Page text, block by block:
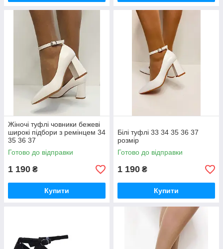
Жіночі туфлі човники бежеві
широкі підбори з ремінцем 34
35 36 37
Готово до відправки
1 190 ₴
Купити
Білі туфлі 33 34 35 36 37
розмір
Готово до відправки
1 190 ₴
Купити